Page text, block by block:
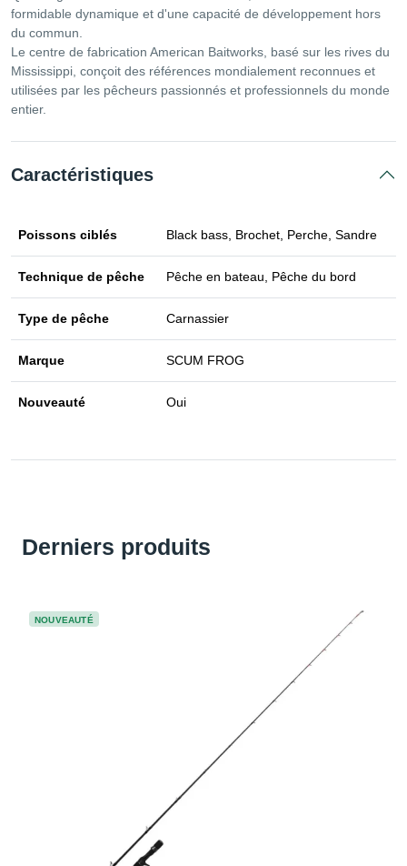
formidable dynamique et d'une capacité de développement hors
du commun.
Le centre de fabrication American Baitworks, basé sur les rives du
Mississippi, conçoit des références mondialement reconnues et
utilisées par les pêcheurs passionnés et professionnels du monde
entier.
Caractéristiques
Poissons ciblés Black bass, Brochet, Perche, Sandre
Technique de pêche Pêche en bateau, Pêche du bord
Type de pêche Carnassier
Marque SCUM FROG
Nouveauté Oui
Derniers produits
NOUVEAUTÉ